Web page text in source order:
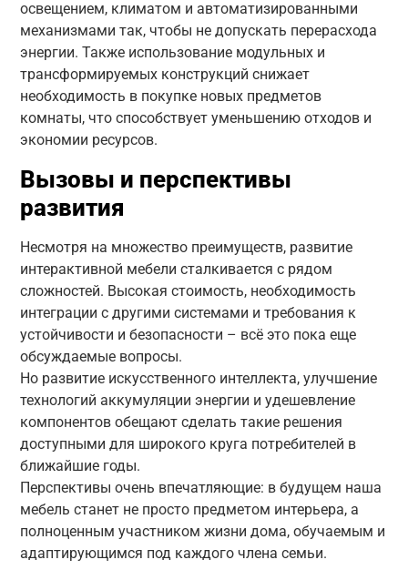
освещением, климатом и автоматизированными
механизмами так, чтобы не допускать перерасхода
энергии. Также использование модульных и
трансформируемых конструкций снижает
необходимость в покупке новых предметов
комнаты, что способствует уменьшению отходов и
экономии ресурсов.
Вызовы и перспективы
развития
Несмотря на множество преимуществ, развитие
интерактивной мебели сталкивается с рядом
сложностей. Высокая стоимость, необходимость
интеграции с другими системами и требования к
устойчивости и безопасности – всё это пока еще
обсуждаемые вопросы.
Но развитие искусственного интеллекта, улучшение
технологий аккумуляции энергии и удешевление
компонентов обещают сделать такие решения
доступными для широкого круга потребителей в
ближайшие годы.
Перспективы очень впечатляющие: в будущем наша
мебель станет не просто предметом интерьера, а
полноценным участником жизни дома, обучаемым и
адаптирующимся под каждого члена семьи.